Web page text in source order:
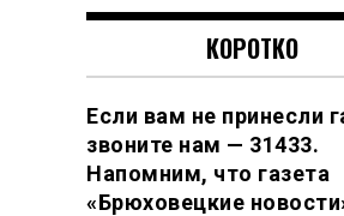
КОРОТКО
Если вам не принесли
звоните нам — 31433.
Напомним, что газета
«Брюховецкие